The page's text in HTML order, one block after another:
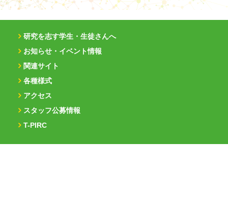
研究を志す学生・生徒さんへ
お知らせ・イベント情報
関連サイト
各種様式
アクセス
スタッフ公募情報
T-PIRC